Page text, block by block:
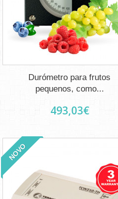
Durómetro para frutos
pequenos, como...
493,03€
NOVO